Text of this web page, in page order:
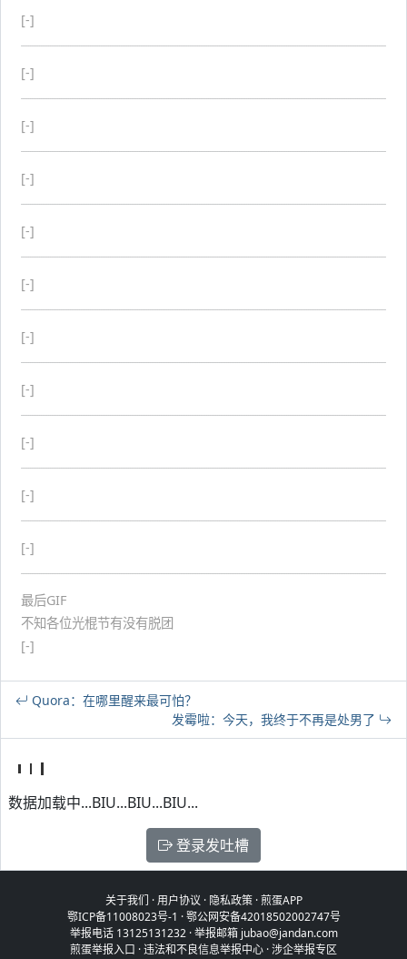
[-]
[-]
[-]
[-]
[-]
[-]
[-]
[-]
[-]
[-]
[-]
最后GIF
不知各位光棍节有没有脱团
[-]
Quora：在哪里醒来最可怕？
发霉啦：今天，我终于不再是处男了
数据加载中...BIU...BIU...BIU...
登录发吐槽
关于我们 ·用户协议 · 隐私政策·煎蛋APP
鄂ICP备11008023号-1 ·鄂公网安备42018502002747号
举报电话 13125131232 · 举报邮箱 jubao@jandan.com
煎蛋举报入口 ·违法和不良信息举报中心 ·涉企举报专区